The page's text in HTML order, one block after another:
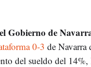
Gobierno de
0-3 de Navarra
del sueldo del 14%,